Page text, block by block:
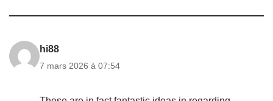
hi88
7 mars 2026 à 07:54